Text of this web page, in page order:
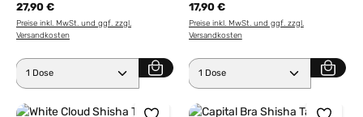
27,90 €
Preise inkl. MwSt. und ggf. zzgl.
Versandkosten
Produkt Anzahl: Gib den gewünschten Wert ein
17,90 €
Preise inkl. MwSt. und ggf. zzgl.
Versandkosten
Produkt Anzahl: Gib den